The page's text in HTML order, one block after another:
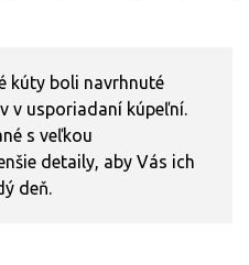
kúty boli navrhnuté
v usporiadaní kúpeľní.
s veľkou
detaily, aby Vás ich
deň.